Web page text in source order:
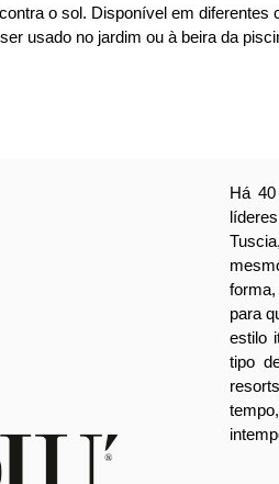
o sol. Disponível em
usado no jardim ou à beira da
Há
forma,
para
estilo
tipo